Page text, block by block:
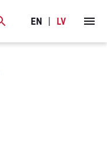
EN LV